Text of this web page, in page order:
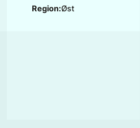
Region:Øst